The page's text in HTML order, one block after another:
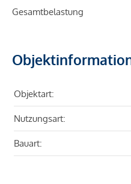
Gesamtbelastung
Objektart:
Nutzungsart:
Bauart: